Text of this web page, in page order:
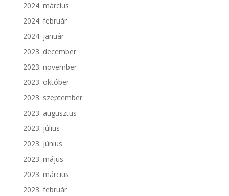
2024. március
2024. február
2024. január
2023. december
2023. november
2023. október
2023. szeptember
2023. augusztus
2023. július
2023. június
2023. május
2023. március
2023. február